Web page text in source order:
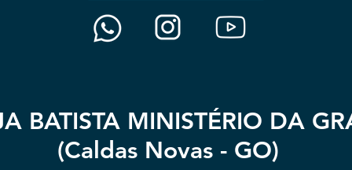
BATISTA MINISTÉRIO DA
(Caldas Novas - GO)